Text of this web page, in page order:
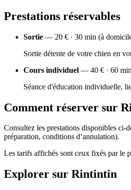
Prestations réservables
Sortie — 20 € · 30 min (à
Sortie détente de votre chien en
Cours individuel — 40 € · 60
Séance d'éducation individuelle,
Comment réserver sur
Consultez les prestations disponibles ci-
préparation, conditions d’annulation).
Les tarifs affichés sont ceux fixés par le
Explorer sur Rintintin